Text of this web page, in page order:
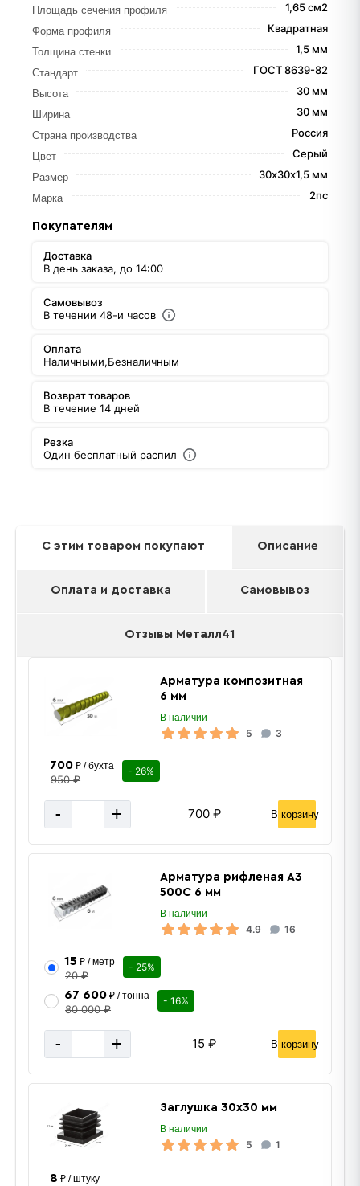
Площадь сечения профиля 1,65 см2
Форма профиля Квадратная
Толщина стенки 1,5 мм
Стандарт ГОСТ 8639-82
Высота 30 мм
Ширина 30 мм
Страна производства Россия
Цвет Серый
Размер 30х30х1,5 мм
Марка 2пс
Покупателям
Доставка
В день заказа, до 14:00
Самовывоз
В течении 48-и часов
Оплата
Наличными,Безналичным
Возврат товаров
В течение 14 дней
Резка
Один бесплатный распил
С этим товаром покупают Описание
Оплата и доставка Самовывоз
Отзывы Металл41
Арматура композитная
6 мм
В наличии
5 3
700 ₽ / бухта
950 ₽
- 26%
- + 700 ₽ В корзину
Арматура рифленая А3
500С 6 мм
В наличии
4.9 16
15 ₽ / метр
20 ₽
- 25%
67 600 ₽ / тонна
80 000 ₽
- 16%
- + 15 ₽ В корзину
Заглушка 30х30 мм
В наличии
5 1
8 ₽ / штуку